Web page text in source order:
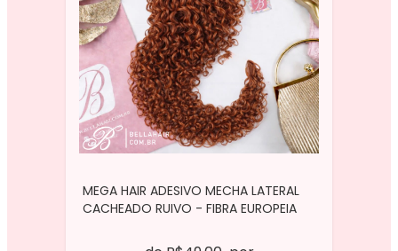
MEGA HAIR ADESIVO MECHA LATERAL
CACHEADO RUIVO - FIBRA EUROPEIA